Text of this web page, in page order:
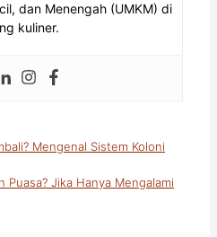
dan Menengah (UMKM) di
kuliner.
Mengenal Sistem Koloni
Puasa? Jika Hanya Mengalami